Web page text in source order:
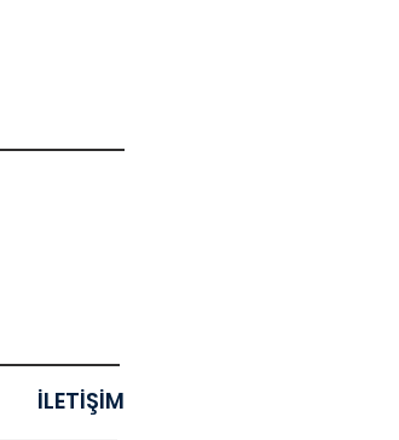
İLETİŞİM